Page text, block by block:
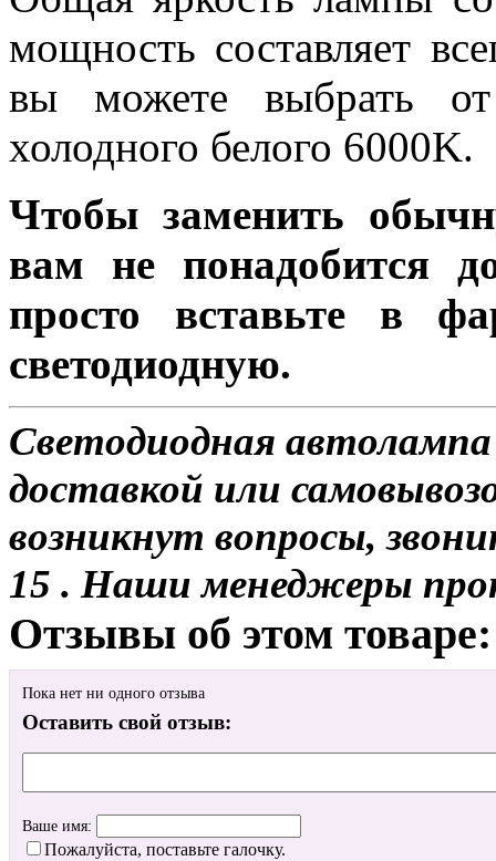
мощность составляет
вы можете выбрать
холодного белого 6000K.
Чтобы заменить
вам не понадобится
просто вставьте в
светодиодную.
Светодиодная
доставкой или
возникнут вопросы,
15 . Наши менеджеры
Отзывы об этом товаре:
Пока нет ни одного отзыва
Оставить свой отзыв:
Ваше имя:
Пожалуйста, поставьте галочку.